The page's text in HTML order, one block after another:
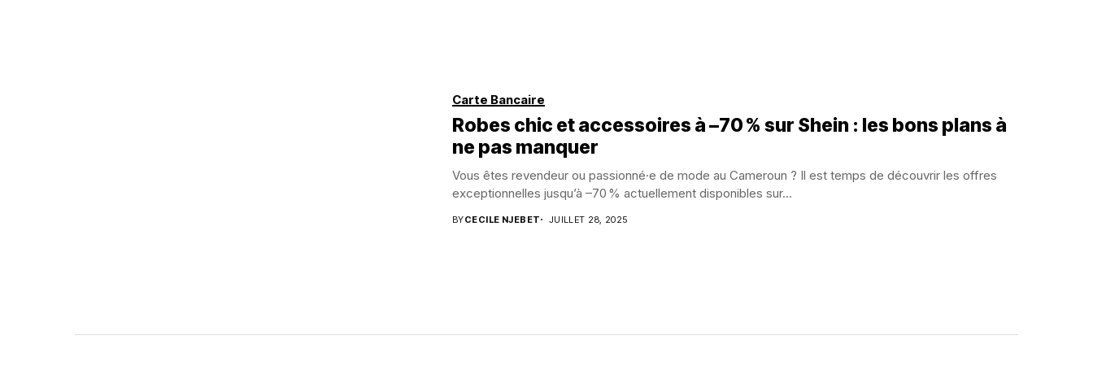
Carte Bancaire
Robes chic et accessoires à –70 % sur Shein : les bons plans à
ne pas manquer
Vous êtes revendeur ou passionné·e de mode au Cameroun ? Il est temps de découvrir les offres
exceptionnelles jusqu’à –70 % actuellement disponibles sur...
BYCECILE NJEBET JUILLET 28, 2025